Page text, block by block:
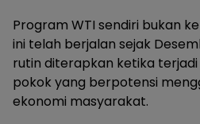
Program WTI sendiri bukan
ini telah berjalan sejak
rutin diterapkan ketika
pokok yang berpotensi
ekonomi masyarakat.